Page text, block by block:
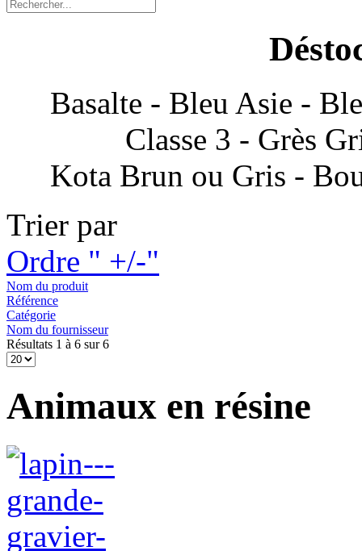
Basalte - Bleu Asie -
Classe 3 - Grès
Kota Brun ou Gris -
Trier par
Ordre " +/-"
Nom du produit
Référence
Catégorie
Nom du fournisseur
Résultats 1 à 6 sur 6
Animaux en résine